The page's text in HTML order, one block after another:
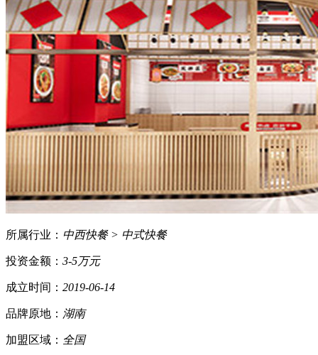
所属行业： 中西快餐 > 中式快餐
投资金额： 3-5万元
成立时间： 2019-06-14
品牌原地： 湖南
加盟区域： 全国